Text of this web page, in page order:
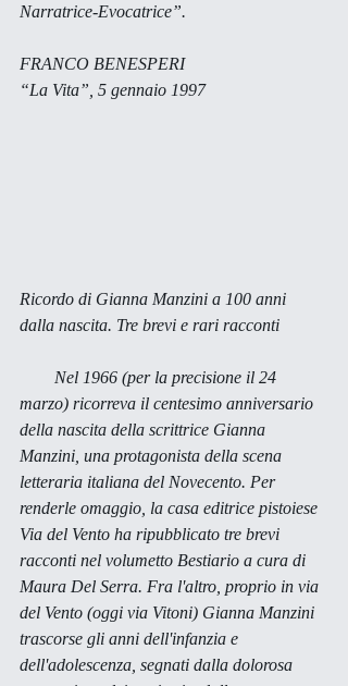
Narratrice-Evocatrice”.
FRANCO BENESPERI
“La Vita”, 5 gennaio 1997
Ricordo di Gianna Manzini a 100 anni
dalla nascita. Tre brevi e rari racconti
marzo) ricorreva il centesimo anniversario
della nascita della scrittrice Gianna
Manzini, una protagonista della scena
letteraria italiana del Novecento. Per
renderle omaggio, la casa editrice pistoiese
Via del Vento ha ripubblicato tre brevi
racconti nel volumetto Bestiario a cura di
Maura Del Serra. Fra l'altro, proprio in via
del Vento (oggi via Vitoni) Gianna Manzini
trascorse gli anni dell'infanzia e
dell'adolescenza, segnati dalla dolorosa